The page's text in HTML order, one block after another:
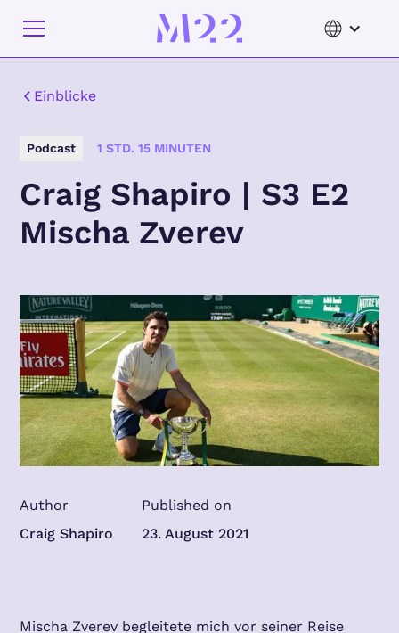
Einblicke
Podcast 1 STD. 15 MINUTEN
Craig Shapiro | S3 E2
Mischa Zverev
Author
Craig Shapiro
Published on
23. August 2021
Mischa Zverev begleitete mich vor seiner Reise